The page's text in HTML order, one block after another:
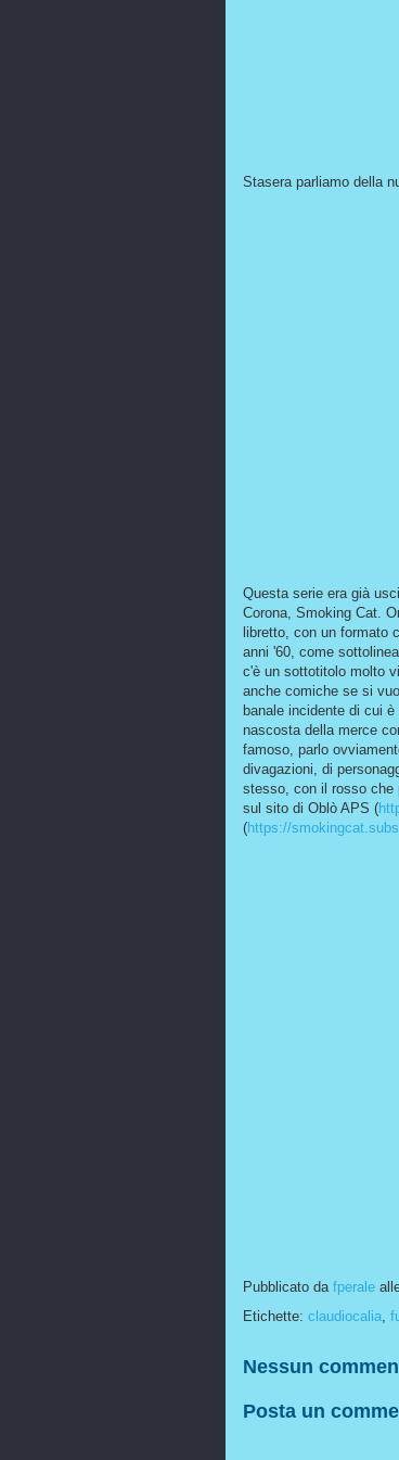
Stasera parliamo della
Questa serie era già
Corona, Smoking Cat.
libretto, con un formato
anni '60, come
c'è un sottotitolo molto
anche comiche se si
banale incidente di cui
nascosta della merce
famoso, parlo
divagazioni, di
stesso, con il rosso che
sul sito di Oblò APS (
(https://
Pubblicato da fperale
Etichette: claudiocalia,
Nessun
Posta un